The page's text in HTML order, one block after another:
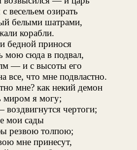
озирать
белыми шатрами,
корабли.
бедной принося
мою сюда в подвал,
— и с высоты его
все, что мне подвластно.
мне? как некий демон
миром я могу;
чертоги;
мои сады
резвою толпою;
мне принесут,